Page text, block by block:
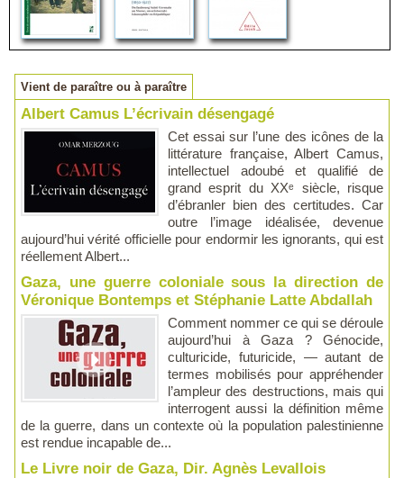
Vient de paraître ou à paraître
Albert Camus L’écrivain désengagé
Cet essai sur l’une des icônes de la
littérature française, Albert Camus,
intellectuel adoubé et qualifié de
grand esprit du XXᵉ siècle, risque
d’ébranler bien des certitudes. Car
outre l’image idéalisée, devenue
aujourd’hui vérité officielle pour endormir les ignorants, qui est
réellement Albert...
Gaza, une guerre coloniale sous la direction de
Véronique Bontemps et Stéphanie Latte Abdallah
Comment nommer ce qui se déroule
aujourd’hui à Gaza ? Génocide,
culturicide, futuricide, — autant de
termes mobilisés pour appréhender
l’ampleur des destructions, mais qui
interrogent aussi la définition même
de la guerre, dans un contexte où la population palestinienne
est rendue incapable de...
Le Livre noir de Gaza, Dir. Agnès Levallois